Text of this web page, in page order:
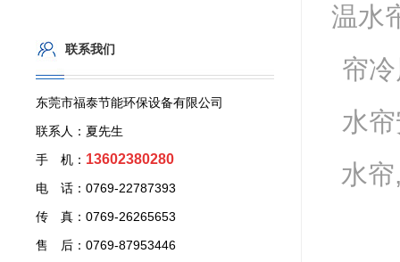
温水
帘
水
水
联系我们
东莞市福泰节能环保设备有限公司
联系人：夏先生
手 机： 13602380280
电 话：0769-22787393
传 真：0769-26265653
售 后：0769-87953446